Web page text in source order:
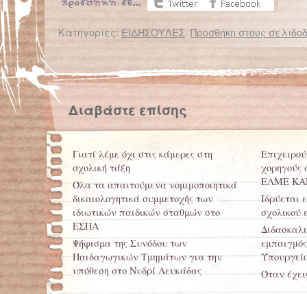
Κατηγορίες: ΕΙΔΗΣΟΥΛΕΣ. Προσθήκη στους
← Επιστροφή στο %s
Ε.Σ.Α.μεΑ: Κανένα παιδί με αναπηρία εκτός σχολείου Το
Διαβάστε επίσης
Γιατί λέμε όχι στις κάμερες στη
σχολική τάξη
Όλα τα απαιτούμενα νομιμοποιητικά
δικαιολογητικά συμμετοχής των
ιδιωτικών παιδικών σταθμών στο
ΕΣΠΑ
Ψήφισμα της Συνόδου των
Παιδαγωγικών Τμημάτων για την
υπόθεση στο Νυδρί Λευκάδας
ΕΛΜΕ
Ιδρύεται
σχολικού
Όταν